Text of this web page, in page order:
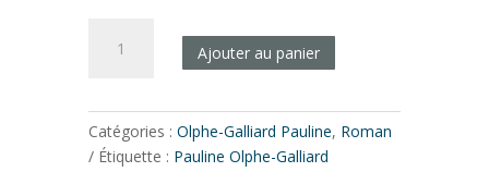
Ajouter au panier
Catégories : Olphe-Galliard Pauline, Roman
Étiquette : Pauline Olphe-Galliard